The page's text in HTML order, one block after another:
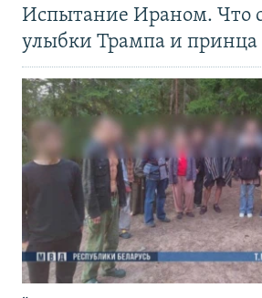
Испытание Ираном. Что
улыбки Трампа и